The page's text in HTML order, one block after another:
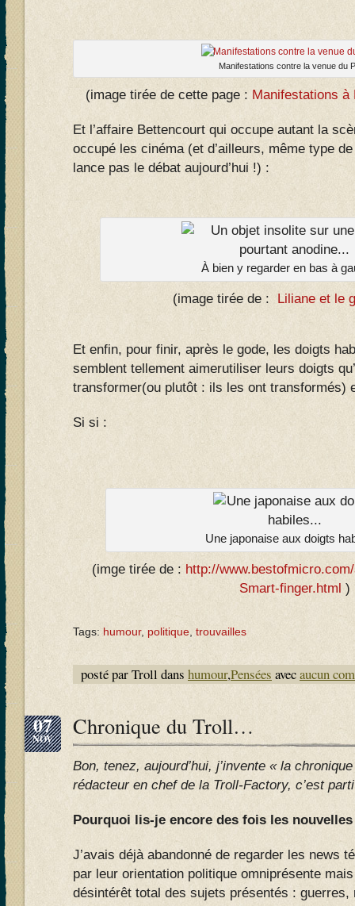
Manifestations contre la venue du
(image tirée de cette page : Manifestations à
Et l’affaire Bettencourt qui occupe autant la
occupé les cinéma (et d’ailleurs, même type
lance pas le débat aujourd’hui !) :
À bien y regarder en bas à
(image tirée de : Liliane et le
Et enfin, pour finir, après le gode, les doigts
semblent tellement aimerutiliser leurs doigts
transformer(ou plutôt : ils les ont transformés)
Si si :
Une japonaise aux doigts
(imge tirée de : http://
Smart-finger.html )
Tags: humour, politique trouvailles
posté par Troll dans humour,Pensées avecaucun
07
NOV Chronique du Troll…
Bon, tenez, aujourd’hui, j’invente « la
rédacteur en chef de la Troll-Factory, c’est
Pourquoi lis-je encore des fois les
J’avais déjà abandonné de regarder les news
par leur orientation politique omniprésente
désintérêt total des sujets présentés :